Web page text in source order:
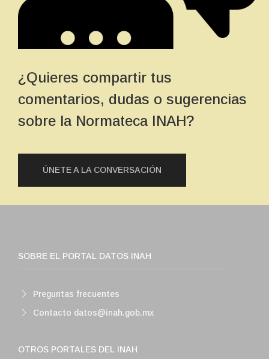
¿Quieres compartir tus
comentarios, dudas o sugerencias
sobre la Normateca INAH?
ÚNETE A LA CONVERSACIÓN
SOBRE EL PORTAL DATOS INAH
Preguntas frecuentes
Contacto datos@inah.gob.mx
OTROS PORTALES DEL INAH